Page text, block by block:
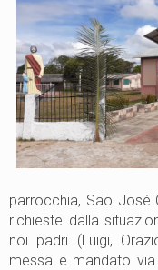
parrocchia, São José
richieste dalla
noi padri (Luigi,
messa e mandato